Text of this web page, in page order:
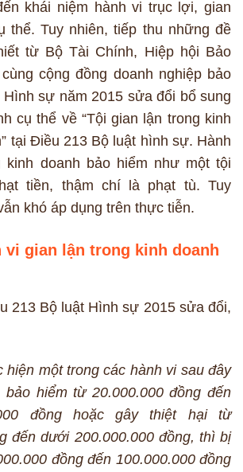
khái niệm hành vi trục lợi, gian
thể. Tuy nhiên, tiếp thu những đề
từ Bộ Tài Chính, Hiệp hội Bảo
cộng đồng doanh nghiệp bảo
sự năm 2015 sửa đổi bổ sung
cụ thể về “Tội gian lận trong kinh
tại Điều 213 Bộ luật hình sự. Hành
doanh bảo hiểm như một tội
tiền, thậm chí là phạt tù. Tuy
khó áp dụng trên thực tiễn.
vi gian lận trong kinh doanh
213 Bộ luật Hình sự 2015 sửa đổi,
hiện một trong các hành vi sau đây
bảo hiểm từ 20.000.000 đồng đến
đồng hoặc gây thiệt hại từ
đến dưới 200.000.000 đồng, thì bị
đồng đến 100.000.000 đồng